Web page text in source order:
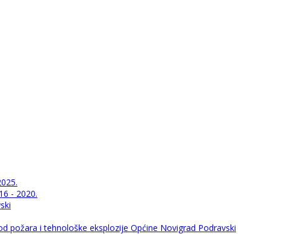
- 2020.
požara i tehnološke eksplozije Općine Novigrad Podravski